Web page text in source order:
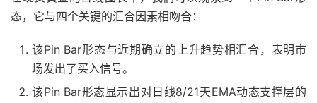
态，它与四个关键的汇合因素相吻合：
该Pin Bar形态与近期确立的上升趋势相汇合，表明市
场发出了买入信号。
该Pin Bar形态显示出对日线8/21天EMA动态支撑层的